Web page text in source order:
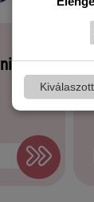
33-